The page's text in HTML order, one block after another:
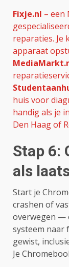
Fixje.nl – een
reparaties. Je
apparaat
huis voor
handig als je
Den Haag of
Stap 6:
als
Start je
crashen of
overwegen —
systeem naar
gewist,
Je